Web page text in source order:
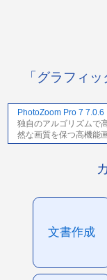
「グラフィ
PhotoZoom Pro 7 7.0.6
独自のアルゴリズムで
然な画質を保つ高機能
文書作成